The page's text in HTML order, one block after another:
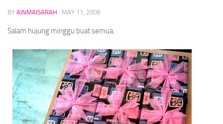
BY AINMAISARAH · MAY 11, 2008
Salam hujung minggu buat semua,